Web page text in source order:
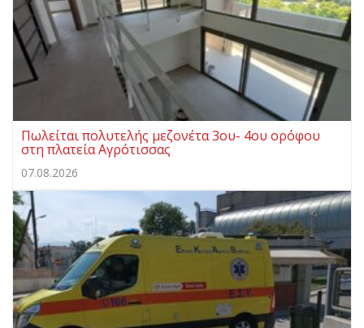
Πωλείται πολυτελής μεζονέτα 3ου- 4ου ορόφου
στη πλατεία Αγρότισσας
07.08.2026